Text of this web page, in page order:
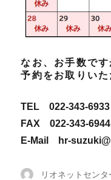
なお、お手数で
予約をお取りいた
TEL 022-343-6933
FAX 022-343-6944
E-Mail hr-
投
リオネットセン